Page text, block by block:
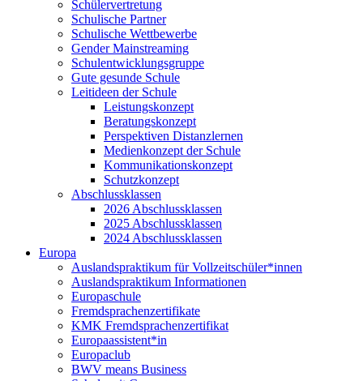
Schülervertretung
Schulische Partner
Schulische Wettbewerbe
Gender Mainstreaming
Schulentwicklungsgruppe
Gute gesunde Schule
Leitideen der Schule
Leistungskonzept
Beratungskonzept
Perspektiven Distanzlernen
Medienkonzept der Schule
Kommunikationskonzept
Schutzkonzept
Abschlussklassen
2026 Abschlussklassen
2025 Abschlussklassen
2024 Abschlussklassen
Europa
Auslandspraktikum für Vollzeitschüler*innen
Auslandspraktikum Informationen
Europaschule
Fremdsprachenzertifikate
KMK Fremdsprachenzertifikat
Europaassistent*in
Europaclub
BWV means Business